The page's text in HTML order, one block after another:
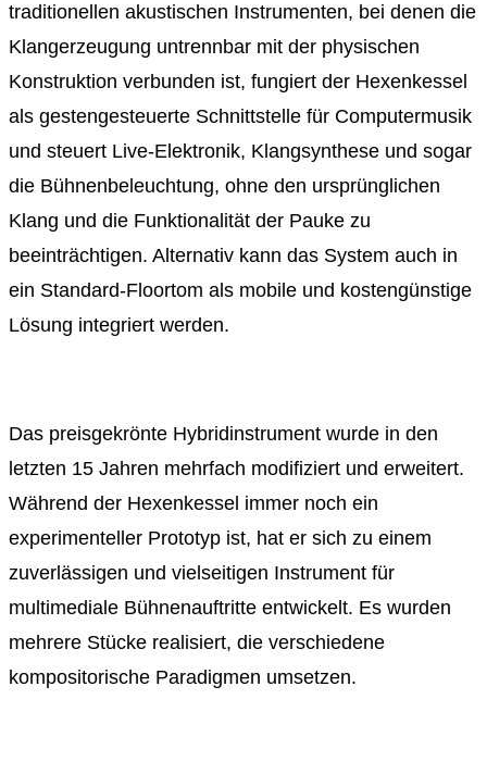
traditionellen akustischen Instrumenten, bei denen die
Klangerzeugung untrennbar mit der physischen
Konstruktion verbunden ist, fungiert der Hexenkessel
als gestengesteuerte Schnittstelle für Computermusik
und steuert Live-Elektronik, Klangsynthese und sogar
die Bühnenbeleuchtung, ohne den ursprünglichen
Klang und die Funktionalität der Pauke zu
beeinträchtigen. Alternativ kann das System auch in
ein Standard-Floortom als mobile und kostengünstige
Lösung integriert werden.
Das preisgekrönte Hybridinstrument wurde in den
letzten 15 Jahren mehrfach modifiziert und erweitert.
Während der Hexenkessel immer noch ein
experimenteller Prototyp ist, hat er sich zu einem
zuverlässigen und vielseitigen Instrument für
multimediale Bühnenauftritte entwickelt. Es wurden
mehrere Stücke realisiert, die verschiedene
kompositorische Paradigmen umsetzen.